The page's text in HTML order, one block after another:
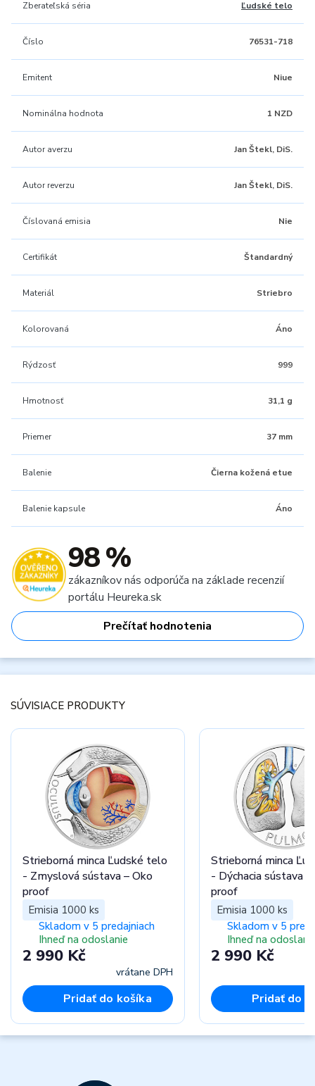
Zberateľská séria Ľudské telo
Číslo 76531-718
Emitent Niue
Nominálna hodnota 1 NZD
Autor averzu Jan Štekl, DiS.
Autor reverzu Jan Štekl, DiS.
Číslovaná emisia Nie
Certifikát Štandardný
Materiál Striebro
Kolorovaná Áno
Rýdzosť 999
Hmotnosť 31,1 g
Priemer 37 mm
Balenie Čierna kožená etue
Balenie kapsule Áno
98 %
zákazníkov nás odporúča na základe recenzií
portálu Heureka.sk
Prečítať hodnotenia
SÚVISIACE PRODUKTY
Strieborná minca Ľudské telo
- Zmyslová sústava – Oko
proof
Emisia 1000 ks
Skladom v 5 predajniach
Ihneď na odoslanie
2 990 Kč
vrátane DPH
Pridať do košíka
Strieborná minca
- Dýchacia sústava –
proof
Emisia 1000 ks
Skladom v 5
Ihneď na
2 990 Kč
Pridať do